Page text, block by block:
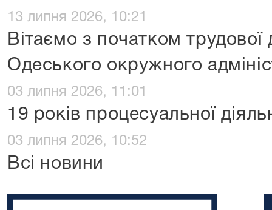
13 липня 2026, 10:21
Вітаємо з початком трудової
Одеського окружного
03 липня 2026, 11:01
19 років процесуальної
03 липня 2026, 10:52
Всі новини